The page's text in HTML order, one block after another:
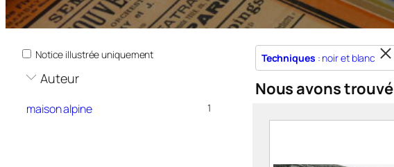
Notice illustrée uniquement
Auteur
maison alpine 1
Techniques : noir et blanc
Nous avons trouvé